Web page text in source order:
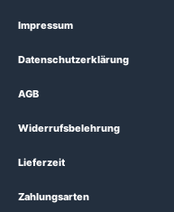
Impressum
Datenschutzerklärung
AGB
Widerrufsbelehrung
Lieferzeit
Zahlungsarten